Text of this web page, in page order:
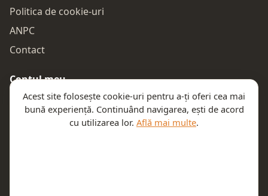
Politica de cookie-uri
ANPC
Contact
Contul meu
Autentificare
Comenzile mele
Acest site folosește cookie-uri pentru a-ți oferi cea mai
bună experiență. Continuând navigarea, ești de acord
cu utilizarea lor. Află mai multe.